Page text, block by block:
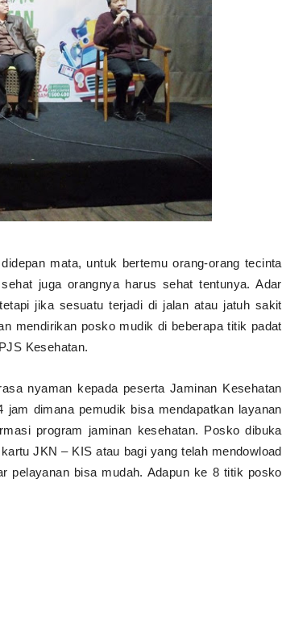
mata, untuk bertemu orang-orang tecinta
juga orangnya harus sehat tentunya. Adar
jika sesuatu terjadi di jalan atau jatuh sakit
mendirikan posko mudik di beberapa titik padat
Kesehatan.
nyaman kepada peserta Jaminan Kesehatan
dimana pemudik bisa mendapatkan layanan
program jaminan kesehatan. Posko dibuka
JKN – KIS atau bagi yang telah mendowload
pelayanan bisa mudah. Adapun ke 8 titik posko